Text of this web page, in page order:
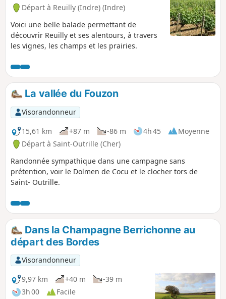
Départ à Reuilly (Indre) (Indre)
Voici une belle balade permettant de
découvrir Reuilly et ses alentours, à travers
les vignes, les champs et les prairies.
La vallée du Fouzon
Visorandonneur
15,61 km
+87 m -86 m 4h 45
Moyenne
Départ à Saint-Outrille (Cher)
Randonnée sympathique dans une campagne sans
prétention, voir le Dolmen de Cocu et le clocher tors de
Saint- Outrille.
Dans la Champagne Berrichonne au
départ des Bordes
Visorandonneur
9,97 km
+40 m
-39 m
3h 00
Facile